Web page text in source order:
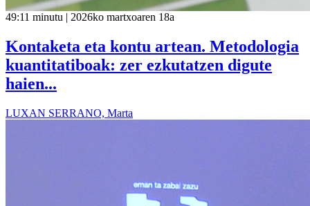
49:11 minutu | 2026ko martxoaren 18a
Kontaketa eta kontu artean. Metodologia
kuantitatiboak: zer ezkutatzen digute
haien...
LUXAN SERRANO, Marta